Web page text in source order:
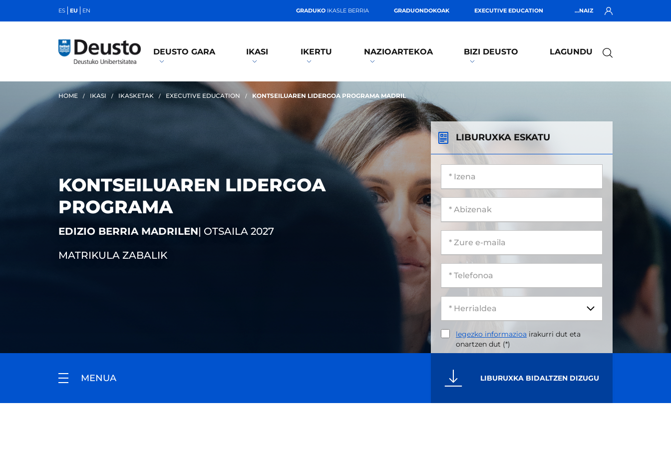
ES EU EN GRADUKO IKASLE BERRIA GRADUONDOKOAK EXECUTIVE EDUCATION ...NAIZ
DEUSTO GARA IKASI IKERTU NAZIOARTEKOA BIZI DEUSTO LAGUNDU
HOME IKASI IKASKETAK EXECUTIVE EDUCATION KONTSEILUAREN LIDERGOA PROGRAMA MADRIL
KONTSEILUAREN LIDERGOA
PROGRAMA
EDIZIO BERRIA MADRILEN| OTSAILA 2027
MATRIKULA ZABALIK
MENUA
LIBURUXKA ESKATU
legezko informazioa irakurri dut eta
onartzen dut (*)
LIBURUXKA BIDALTZEN DIZUGU